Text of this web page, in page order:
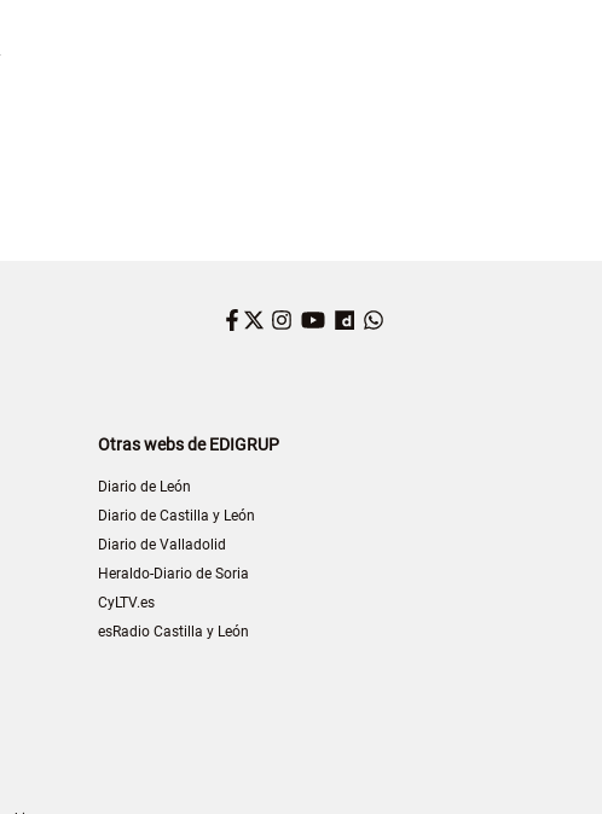
Facebook
Twitter
Instagram
YouTube
Dailymotion
Otras webs de EDIGRUP
Diario de León
Diario de Castilla y León
Diario de Valladolid
Heraldo-Diario de Soria
CyLTV.es
esRadio Castilla y León